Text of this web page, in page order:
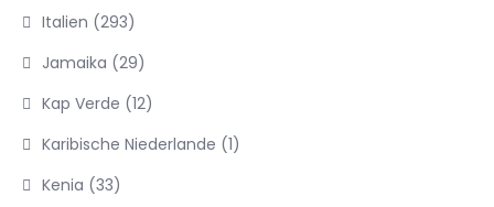
Italien (293)
Jamaika (29)
Kap Verde (12)
Karibische Niederlande (1)
Kenia (33)